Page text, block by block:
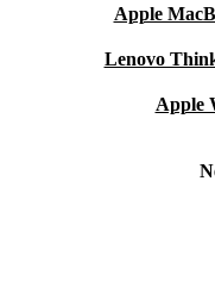
Apple
Lenovo
Apple